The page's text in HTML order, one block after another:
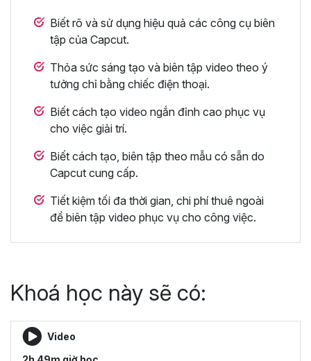
Biết rõ và sử dụng hiệu quả các công cụ biên
tập của Capcut.
Thỏa sức sáng tạo và biên tập video theo ý
tưởng chỉ bằng chiếc điện thoại.
Biết cách tạo video ngắn đỉnh cao phục vụ
cho việc giải trí.
Biết cách tạo, biên tập theo mẫu có sẵn do
Capcut cung cấp.
Tiết kiệm tối đa thời gian, chi phí thuê ngoài
để biên tập video phục vụ cho công việc.
Khoá học này sẽ có:
Video